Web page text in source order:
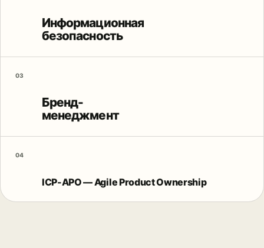
Информационная
безопасность
03
Бренд-
менеджмент
04
ICP-APO — Agile Product Ownership